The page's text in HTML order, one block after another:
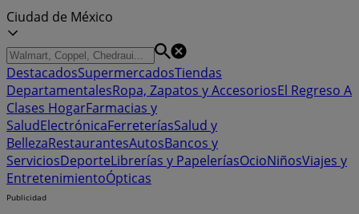
Ciudad de México
DestacadosSupermercadosTiendas
DepartamentalesRopa, Zapatos y AccesoriosEl Regreso A
Clases HogarFarmacias y
SaludElectrónicaFerreteríasSalud y
BellezaRestaurantesAutosBancos y
ServiciosDeporteLibrerías y PapeleríasOcioNiñosViajes y
EntretenimientoÓpticas
Publicidad